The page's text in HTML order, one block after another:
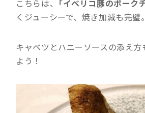
こちらは、 「イベリコ豚のポーク
くジューシーで、焼き加減も完璧。
キャベツとハニーソースの添え
よう！